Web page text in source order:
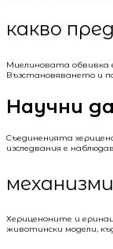
какво
Миелиновата обвивка
Възстановяването и
Научни
Съединенията
изследвания е
Хериценоните и
животински модели,